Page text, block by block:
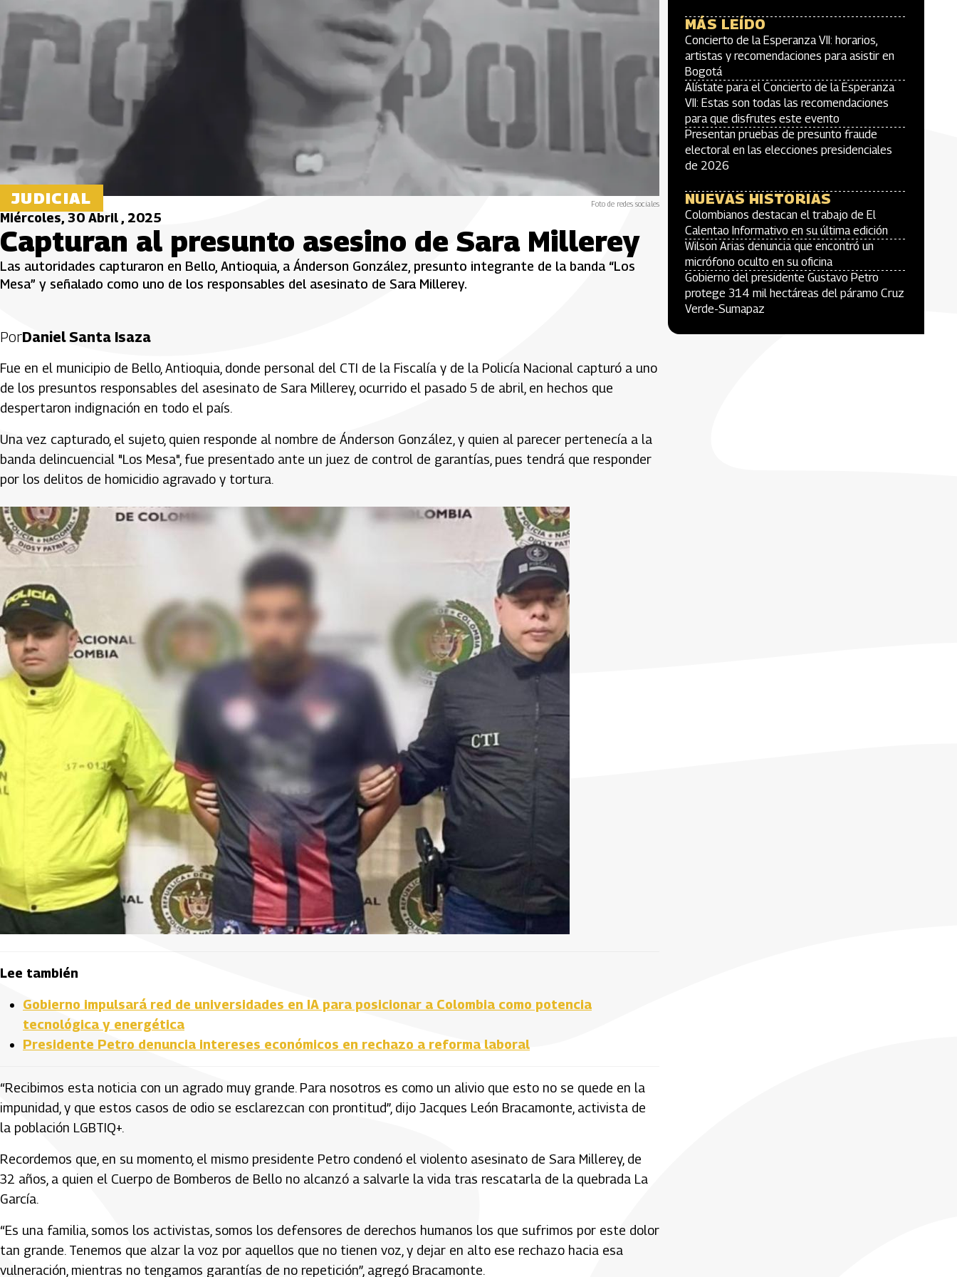
JUDICIAL Foto de redes sociales
Miércoles, 30 Abril , 2025
Capturan al presunto asesino de Sara Millerey
Las autoridades capturaron en Bello, Antioquia, a Ánderson González, presunto integrante de la banda “Los
Mesa” y señalado como uno de los responsables del asesinato de Sara Millerey.
PorDaniel Santa Isaza
Fue en el municipio de Bello, Antioquia, donde personal del CTI de la Fiscalía y de la Policía Nacional capturó a uno
de los presuntos responsables del asesinato de Sara Millerey, ocurrido el pasado 5 de abril, en hechos que
despertaron indignación en todo el país.
Una vez capturado, el sujeto, quien responde al nombre de Ánderson González, y quien al parecer pertenecía a la
banda delincuencial "Los Mesa", fue presentado ante un juez de control de garantías, pues tendrá que responder
por los delitos de homicidio agravado y tortura.
Lee también
Gobierno impulsará red de universidades en IA para posicionar a Colombia como potencia
tecnológica y energética
Presidente Petro denuncia intereses económicos en rechazo a reforma laboral​
“Recibimos esta noticia con un agrado muy grande. Para nosotros es como un alivio que esto no se quede en la
impunidad, y que estos casos de odio se esclarezcan con prontitud”, dijo Jacques León Bracamonte, activista de
la población LGBTIQ+.
Recordemos que, en su momento, el mismo presidente Petro condenó el violento asesinato de Sara Millerey, de
32 años, a quien el Cuerpo de Bomberos de Bello no alcanzó a salvarle la vida tras rescatarla de la quebrada La
García.
“Es una familia, somos los activistas, somos los defensores de derechos humanos los que sufrimos por este dolor
tan grande. Tenemos que alzar la voz por aquellos que no tienen voz, y dejar en alto ese rechazo hacia esa
vulneración, mientras no tengamos garantías de no repetición”, agregó Bracamonte.
MÁS LEÍDO
Concierto de la Esperanza VII: horarios,
artistas y recomendaciones para asistir en
Bogotá
Alístate para el Concierto de la Esperanza
VII: Estas son todas las recomendaciones
para que disfrutes este evento
Presentan pruebas de presunto fraude
electoral en las elecciones presidenciales
de 2026
NUEVAS HISTORIAS
Colombianos destacan el trabajo de El
Calentao Informativo en su última edición
Wilson Arias denuncia que encontró un
micrófono oculto en su oficina
Gobierno del presidente Gustavo Petro
protege 314 mil hectáreas del páramo Cruz
Verde-Sumapaz